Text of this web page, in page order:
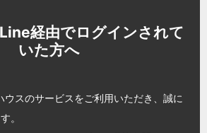
経由でログインされて
いた方へ
ウスのサービスをご利用いただき、誠に
。